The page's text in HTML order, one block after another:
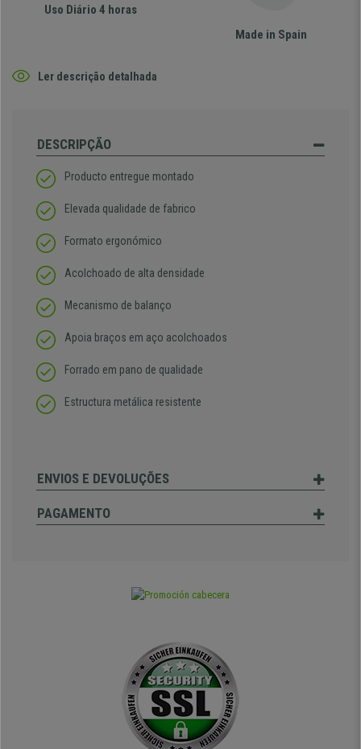
Uso Diário 4 horas
Made in Spain
Ler descrição detalhada
DESCRIPÇÃO
Producto entregue montado
Elevada qualidade de fabrico
Formato ergonómico
Acolchoado de alta densidade
Mecanismo de balanço
Apoia braços em aço acolchoados
Forrado em pano de qualidade
Estructura metálica resistente
ENVIOS E DEVOLUÇÕES
PAGAMENTO